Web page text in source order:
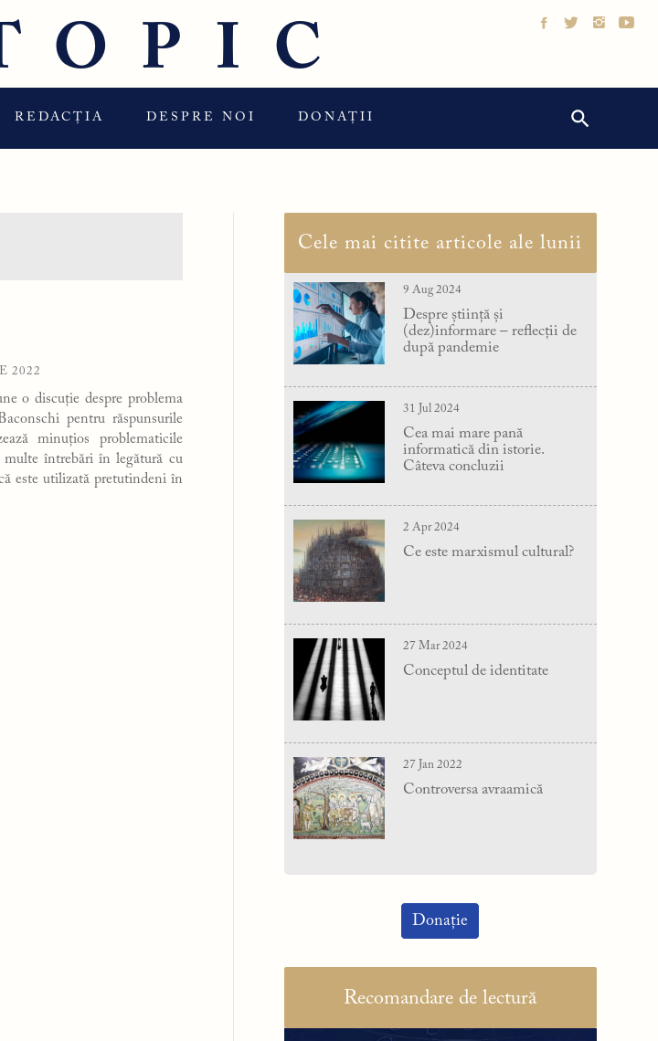
REDACȚIA DESPRE NOI DONAȚII
2022
o discuție despre problema
pentru răspunsurile
minuțios problematicile
întrebări în legătură cu
este utilizată pretutindeni în
Cele mai citite articole ale lunii
9 Aug 2024
Despre știință și
(dez)informare – reflecții de
după pandemie
31 Jul 2024
Cea mai mare pană
informatică din istorie.
Câteva concluzii
2 Apr 2024
Ce este marxismul cultural?
27 Mar 2024
Conceptul de identitate
27 Jan 2022
Controversa avraamică
Donație
Recomandare de lectură